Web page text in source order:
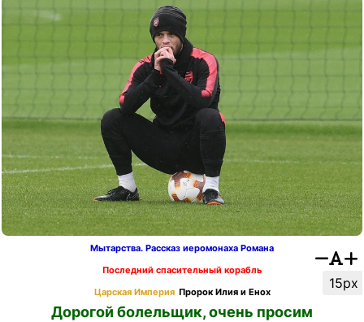
15px
Мытарства. Рассказ иеромонаха Романа
Последний спасительный корабль
Царская Империя Пророк Илия и Енох
Дорогой болельщик, очень просим